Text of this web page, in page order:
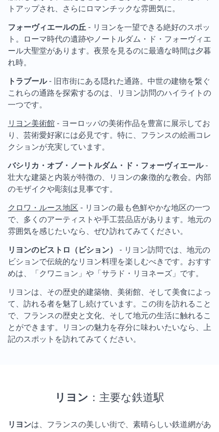
トアップされ、さらにロマンチックな雰囲気に。
フォーヴィエールの丘 - リヨンを一望できる絶好のスポッ
ト。ローマ時代の遺跡やノートルダム・ド・フォーヴィエ
ール大聖堂があります。夜景を見るのに最適な時間は夕暮
れ時。
トラブール- 旧市街にある隠れた通路。中世の建物を繋ぐ
これらの通路を探索するのは、リヨン訪問のハイライトの
一つです。
リヨン美術館 - ヨーロッパの美術作品を豊富に展示してお
り、芸術愛好家には必見です。特に、フランスの絵画コレ
クションが充実しています。
バシリカ・オブ・ノートルダム・ド・フォーヴィエール-
壮大な建築と内装が特徴の、リヨンの象徴的な教会。内部
のモザイクや彫刻は見事です。
クロワ・ルース地区 - リヨンの最も色鮮やかな地区の一つ
で、多くのアーティストや手工芸品店があります。地元の
雰囲気を感じたいなら、ぜひ訪れてみてください。
リヨンのビストロ（ビション）
- リヨン訪問では、地元の
ビションで伝統的なリヨン料理を楽しむべきです。おすす
めは、「クワニョン」や「サラド・リヨネーズ」です。
リヨンは、その歴史的建築物、美術館、そして美食によっ
て、訪れる者を魅了し続けています。この街を訪れること
で、フランスの歴史と文化、そして地元の生活に触れるこ
とができます。リヨンの魅力を存分に味わいたいなら、上
記のスポットを訪れてみてください。
リヨン ：主要な鉄道駅
リヨンは、フランスの美しい街で、素晴らしい鉄道網があ